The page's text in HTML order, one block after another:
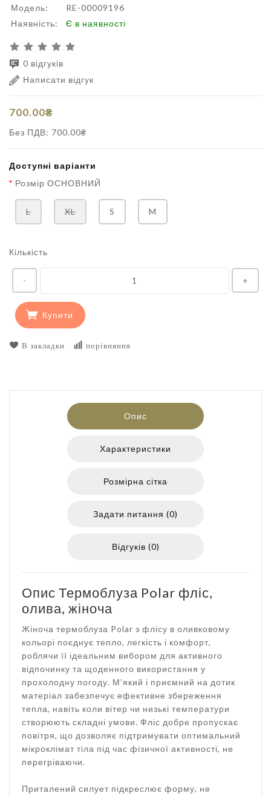
Модель:
RE-00009196
Наявність:
Є в наявності
0 відгуків
Написати відгук
700.00₴
Без ПДВ: 700.00₴
Доступні варіанти
Розмір ОСНОВНИЙ
L XL S M
Кількість
- +
Купити
В закладки порівняння
Опис
Характеристики
Розмірна сітка
Задати питання (0)
Відгуків (0)
Опис Термоблуза Polar фліс,
олива, жіноча
Жіноча термоблуза Polar з флісу в оливковому
кольорі поєднує тепло, легкість і комфорт,
роблячи її ідеальним вибором для активного
відпочинку та щоденного використання у
прохолодну погоду. М’який і приємний на дотик
матеріал забезпечує ефективне збереження
тепла, навіть коли вітер чи низькі температури
створюють складні умови. Фліс добре пропускає
повітря, що дозволяє підтримувати оптимальний
мікроклімат тіла під час фізичної активності, не
перегріваючи.
Приталений силует підкреслює форму, не